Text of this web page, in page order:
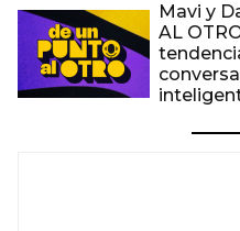
Mavi y
AL